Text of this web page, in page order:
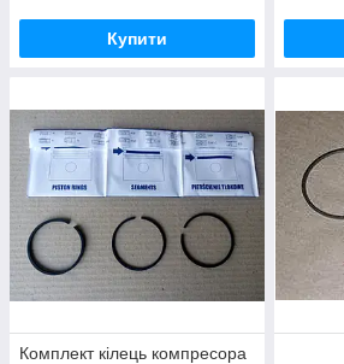
Купити
Комплект кілець компресора